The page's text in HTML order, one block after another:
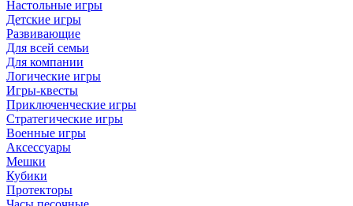
Настольные игры
Детские игры
Развивающие
Для всей семьи
Для компании
Логические игры
Игры-квесты
Приключенческие игры
Стратегические игры
Военные игры
Аксессуары
Мешки
Кубики
Протекторы